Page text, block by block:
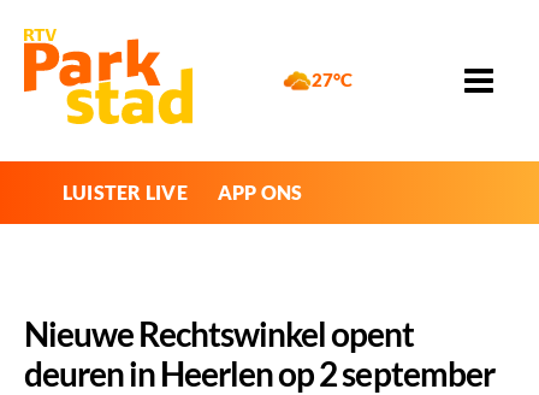
27°C
LUISTER LIVE APP ONS
Nieuwe Rechtswinkel opent
deuren in Heerlen op 2 september